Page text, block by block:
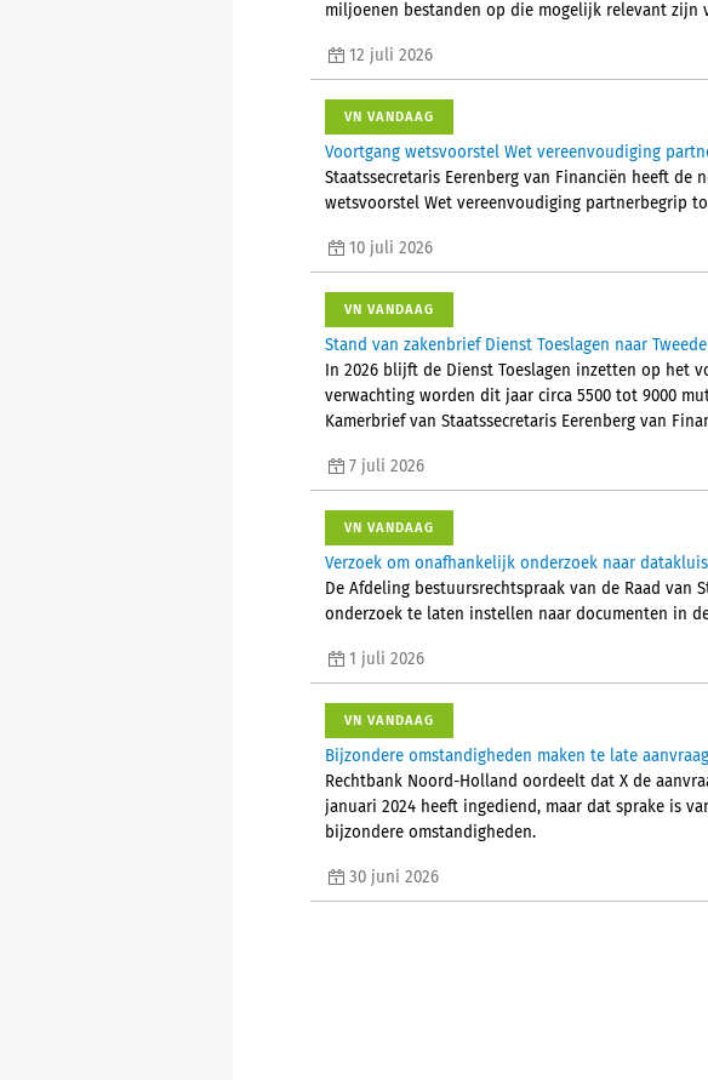
miljoenen bestanden op die mogelijk relevant zijn
12 juli 2026
VN VANDAAG
Voortgang wetsvoorstel Wet vereenvoudiging
Staatssecretaris Eerenberg van Financiën heeft
wetsvoorstel Wet vereenvoudiging partnerbegrip
10 juli 2026
VN VANDAAG
Stand van zakenbrief Dienst Toeslagen naar
In 2026 blijft de Dienst Toeslagen inzetten op het
verwachting worden dit jaar circa 5500 tot 9000
Kamerbrief van Staatssecretaris Eerenberg van
7 juli 2026
VN VANDAAG
Verzoek om onafhankelijk onderzoek naar
De Afdeling bestuursrechtspraak van de Raad van
onderzoek te laten instellen naar documenten in
1 juli 2026
VN VANDAAG
Bijzondere omstandigheden maken te late
Rechtbank Noord-Holland oordeelt dat X de
januari 2024 heeft ingediend, maar dat sprake is
bijzondere omstandigheden.
30 juni 2026